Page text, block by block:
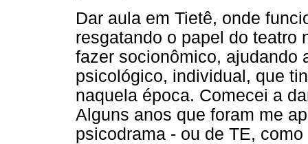
Dar aula em Tietê, onde
resgatando o papel do teatro
fazer socionômico, ajudando
psicológico, individual, que
naquela época. Comecei a
Alguns anos que foram me
psicodrama - ou de TE,